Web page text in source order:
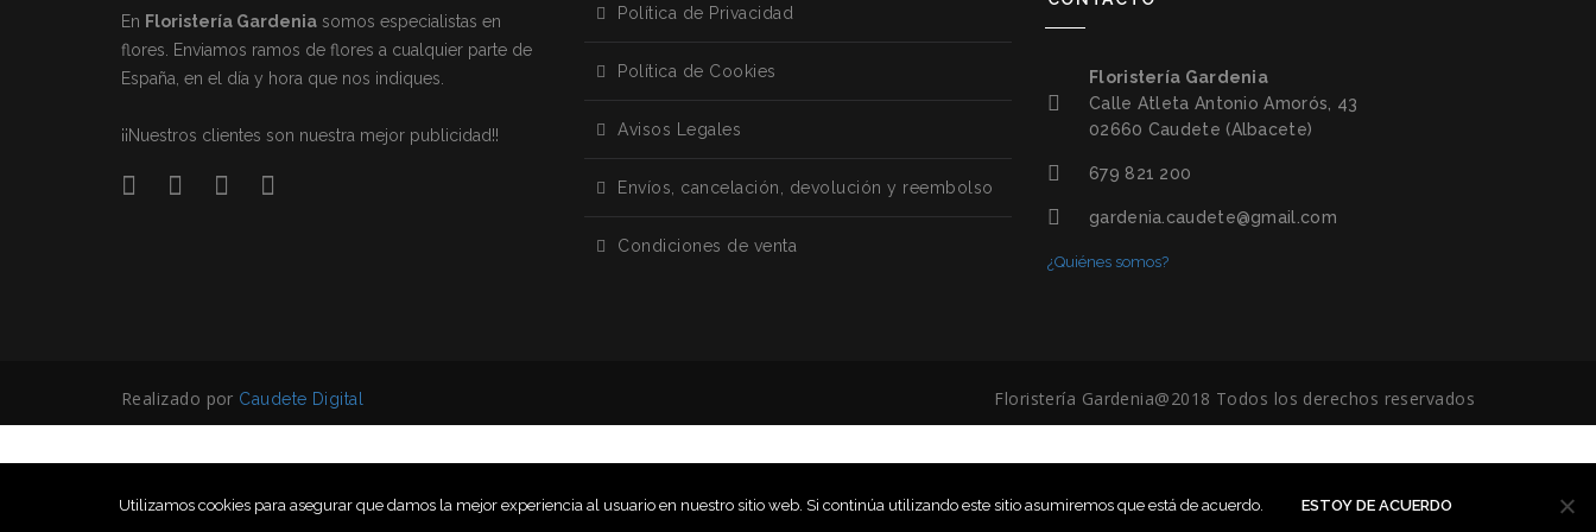
En Floristería Gardenia somos especialistas en
flores. Enviamos ramos de flores a cualquier parte de
España, en el día y hora que nos indiques.
¡¡Nuestros clientes son nuestra mejor publicidad!!
Política de Privacidad
Política de Cookies
Avisos Legales
Envíos, cancelación, devolución y reembolso
Condiciones de venta
Floristería Gardenia
Calle Atleta Antonio Amorós, 43
02660 Caudete (Albacete)
679 821 200
gardenia.caudete@gmail.com
¿Quiénes somos?
Realizado por Caudete Digital Floristería Gardenia@2018 Todos los derechos reservados
Utilizamos cookies para asegurar que damos la mejor experiencia al usuario en nuestro sitio web. Si continúa utilizando este sitio asumiremos que está de acuerdo. ESTOY DE ACUERDO